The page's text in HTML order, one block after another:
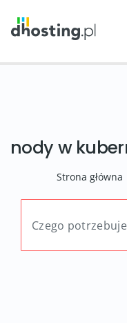
nody w
Strona główna